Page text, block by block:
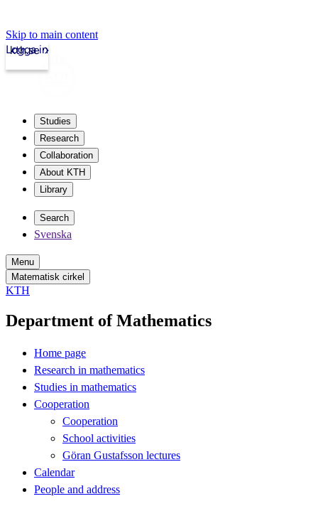
Skip to main content
kth.se
Logga in
Studies
Research
Collaboration
About KTH
Library
Search
Svenska
Menu
Matematisk cirkel
KTH
Department of Mathematics
Home page
Research in mathematics
Studies in mathematics
Cooperation
Cooperation
School activities
Göran Gustafsson lectures
Calendar
People and address